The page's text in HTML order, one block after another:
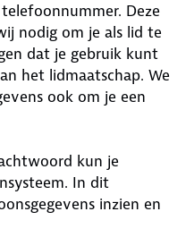
Deze
nodig om je als lid te
dat je gebruik kunt
het lidmaatschap. We
ook om je een
kun je
In dit
inzien en